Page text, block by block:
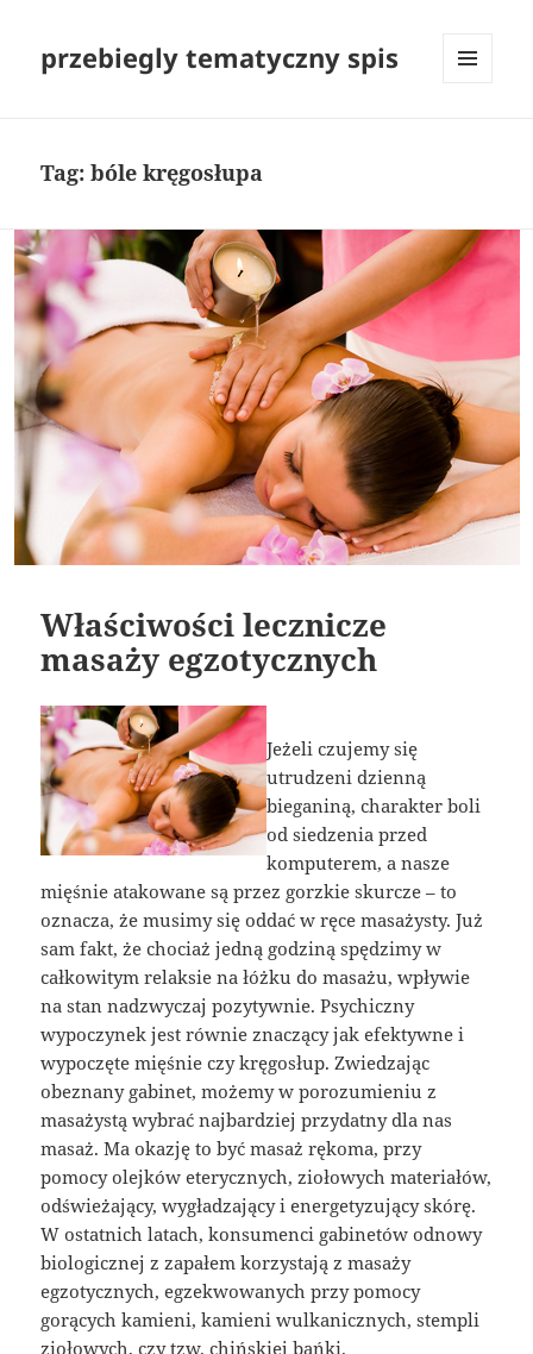
przebiegly tematyczny spis
Tag:bóle kręgosłupa
Właściwości lecznicze
masaży egzotycznych
Jeżeli czujemy się
utrudzeni dzienną
bieganiną, charakter boli
od siedzenia przed
komputerem, a nasze
mięśnie atakowane są przez gorzkie skurcze – to
oznacza, że musimy się oddać w ręce masażysty. Już
sam fakt, że chociaż jedną godziną spędzimy w
całkowitym relaksie na łóżku do masażu, wpływie
na stan nadzwyczaj pozytywnie. Psychiczny
wypoczynek jest równie znaczący jak efektywne i
wypoczęte mięśnie czy kręgosłup. Zwiedzając
obeznany gabinet, możemy w porozumieniu z
masażystą wybrać najbardziej przydatny dla nas
masaż. Ma okazję to być masaż rękoma, przy
pomocy olejków eterycznych, ziołowych materiałów,
odświeżający, wygładzający i energetyzujący skórę.
W ostatnich latach, konsumenci gabinetów odnowy
biologicznej z zapałem korzystają z masaży
egzotycznych, egzekwowanych przy pomocy
gorących kamieni, kamieni wulkanicznych, stempli
ziołowych, czy tzw. chińskiej bańki.